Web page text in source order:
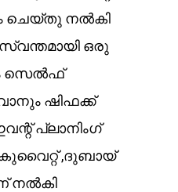
ചെയ്തു നൽകി
ഒരു
സെൽഫ്
ഷിഫക്ക്
പ്ലാനിംഗ്
,ദുബായ്
നൽകി